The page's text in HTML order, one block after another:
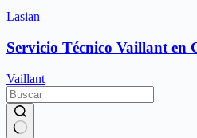
Lasian
Servicio Técnico Vaillant en
Vaillant